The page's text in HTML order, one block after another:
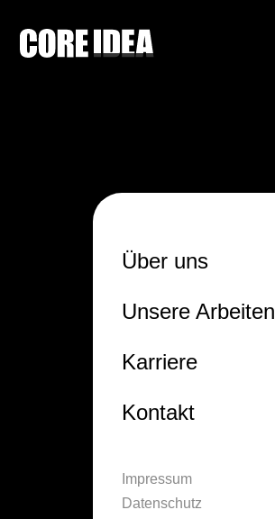
Über uns
Unsere Arbeiten
Karriere
Kontakt
Impressum
Datenschutz